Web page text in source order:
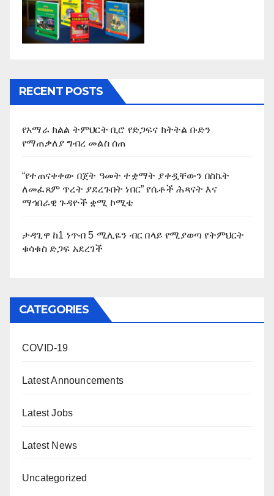
RECENT POSTS
የአማራ ክልል ትምህርት ቢሮ የድጋፍና ክትትል ቡድን
የማጠቃለያ ግብረ መልስ ሰጠ
“የተጠናቀቀው በጀት ዓመት ተቋማት ያቀዷቸውን በስኬት
ለመፈጸም ጥረት ያደረጉበት ነበር” የሴቶች ሕጻናት እና
ማኅበራዊ ጉዳዮች ቋሚ ኮሚቴ
ታዳጊዋ ከ1 ነጥብ 5 ሚሊዬን ብር በላይ የሚያወጣ የትምህርት
ቁሳቁስ ድጋፍ አደረገች
CATEGORIES
COVID-19
Latest Announcements
Latest Jobs
Latest News
Uncategorized